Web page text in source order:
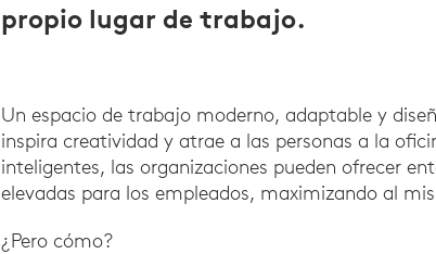
propio lugar de trabajo.
Un espacio de trabajo moderno, adaptable y
inspira creatividad y atrae a las personas a la
inteligentes, las organizaciones pueden ofrecer
elevadas para los empleados, maximizando al
¿Pero cómo?